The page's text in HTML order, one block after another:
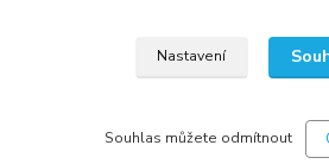
Nastavení
Souhlas můžete odmítnout